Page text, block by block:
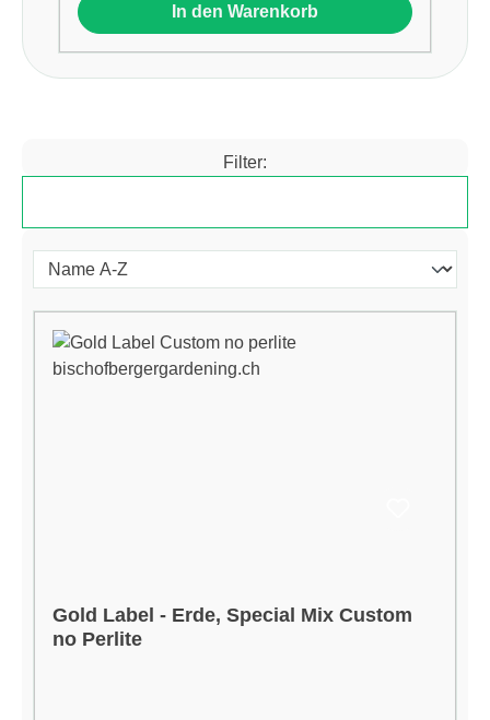
In den Warenkorb
Filter:
Gold Label - Erde, Special Mix Custom
no Perlite